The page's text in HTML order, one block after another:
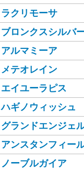
ラクリモーサ
ブロンクスシルバ
アルマミーア
メテオレイン
エイユーラピス
ハギノウィッシュ
グランドエンジェ
アンスタンフィー
ノーブルガイア